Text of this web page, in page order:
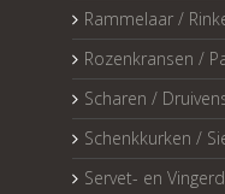
Rammelaar /
Rozenkransen /
Scharen /
Schenkkurken /
Servet- en